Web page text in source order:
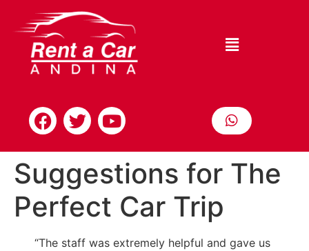
Suggestions for The
Perfect Car Trip
“The staff was extremely helpful and gave us